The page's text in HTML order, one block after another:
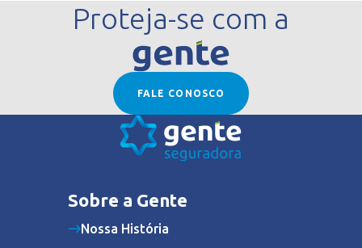
Proteja-se com a
FALE CONOSCO
Sobre a Gente
Nossa História